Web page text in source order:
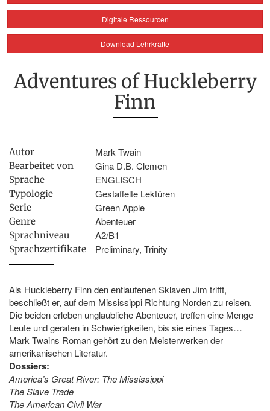
Digitale Ressourcen
Download Lehrkräfte
Adventures of Huckleberry
Finn
Autor Mark Twain
Bearbeitet von Gina D.B. Clemen
Sprache ENGLISCH
Typologie Gestaffelte Lektüren
Serie Green Apple
Genre Abenteuer
Sprachniveau A2/B1
Sprachzertifikate Preliminary, Trinity
Als Huckleberry Finn den entlaufenen Sklaven Jim trifft,
beschließt er, auf dem Mississippi Richtung Norden zu reisen.
Die beiden erleben unglaubliche Abenteuer, treffen eine Menge
Leute und geraten in Schwierigkeiten, bis sie eines Tages…
Mark Twains Roman gehört zu den Meisterwerken der
amerikanischen Literatur.
Dossiers:
America’s Great River: The Mississippi
The Slave Trade
The American Civil War